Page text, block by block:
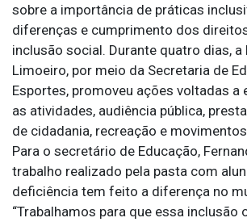
sobre a importância de práticas
diferenças e cumprimento dos
inclusão social. Durante quatro dias,
Limoeiro, por meio da Secretaria de
Esportes, promoveu ações voltadas a
as atividades, audiência pública,
de cidadania, recreação e
Para o secretário de Educação,
trabalho realizado pela pasta com
deficiência tem feito a diferença no
“Trabalhamos para que essa inclusão